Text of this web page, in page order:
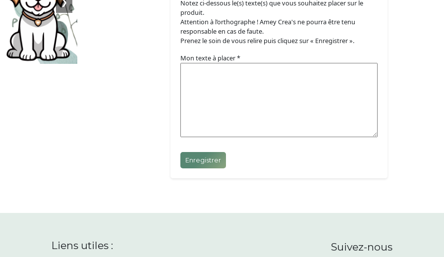
Notez ci-dessous le(s) texte(s) que vous souhaitez placer sur le
produit.
Attention à l’orthographe ! Amey Crea's ne pourra être tenu
responsable en cas de faute.
Prenez le soin de vous relire puis cliquez sur « Enregistrer ».
Mon texte à placer *
Enregistrer
Liens utiles : Suivez-nous